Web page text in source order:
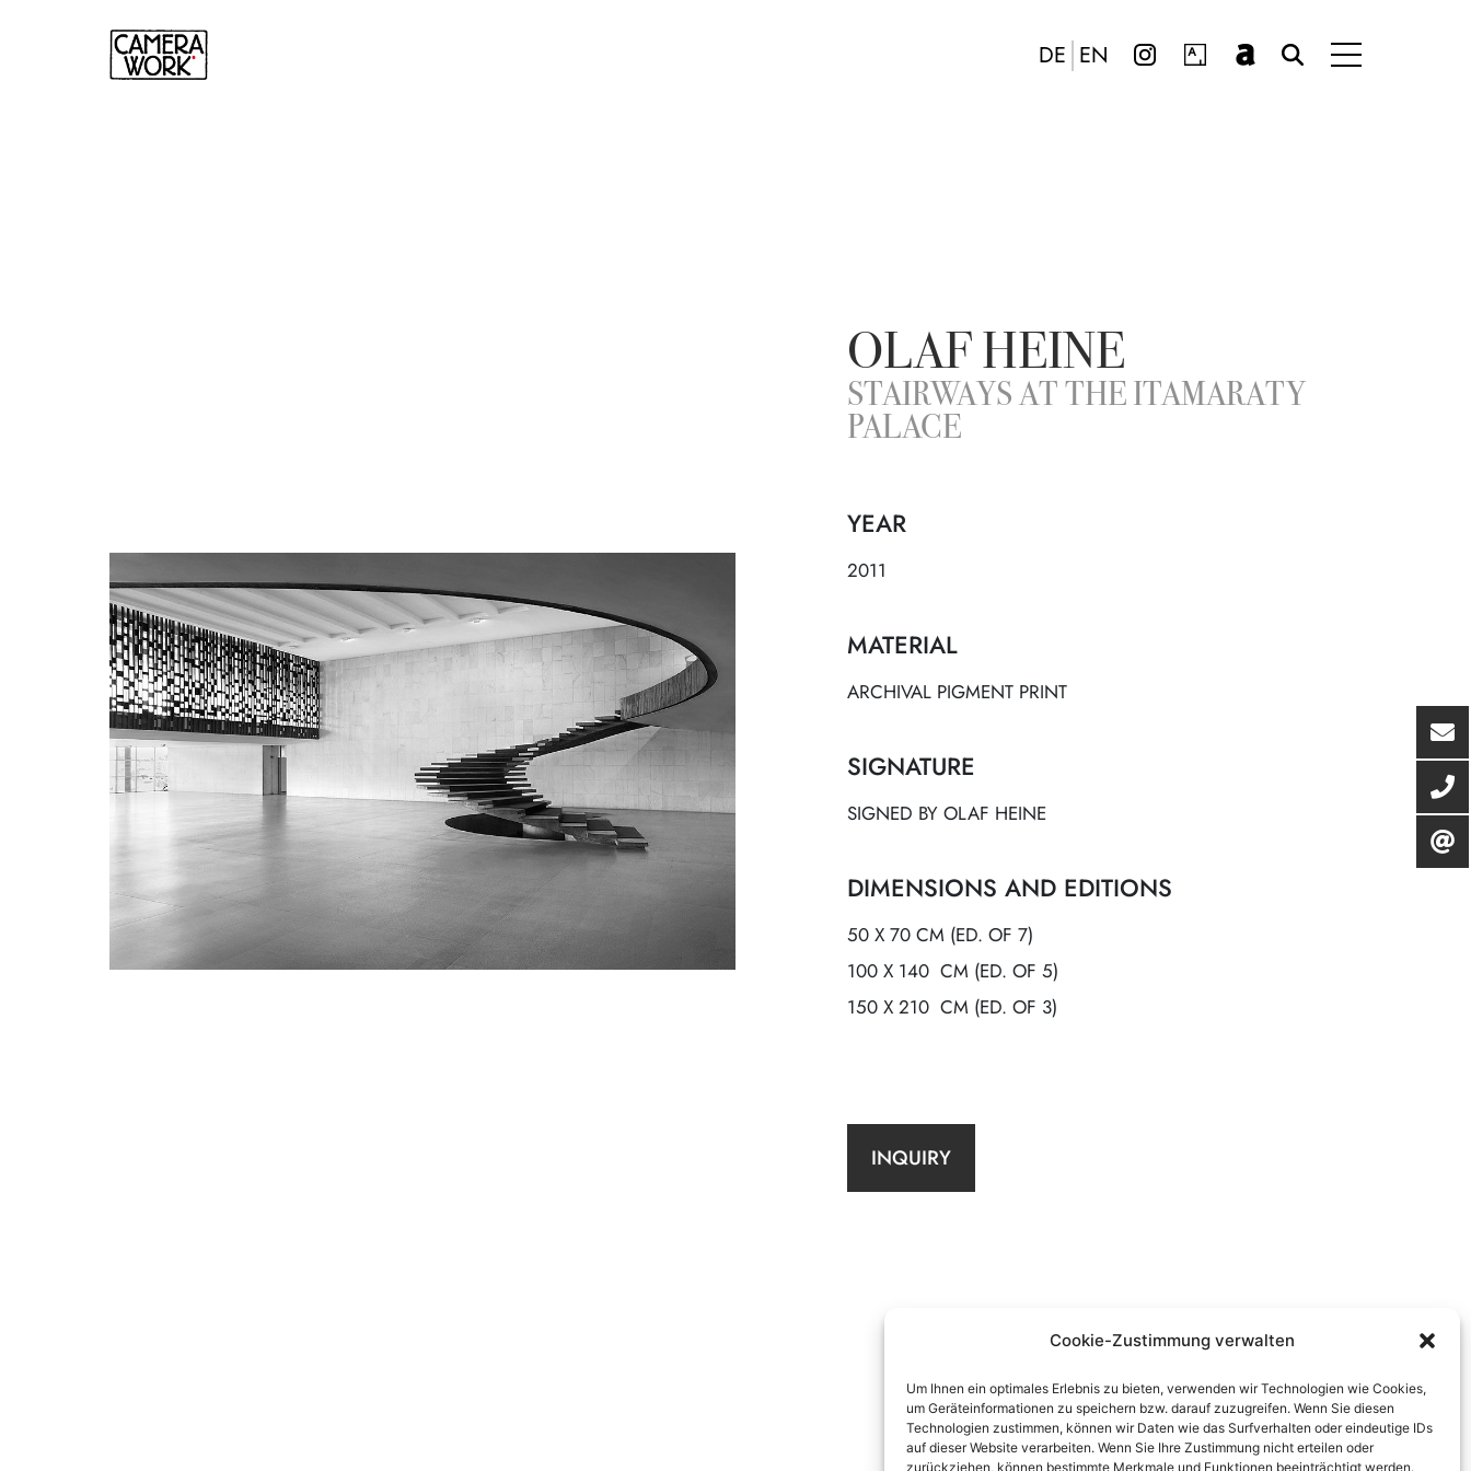
Cookie-Zustimmung verwalten
Um Ihnen ein optimales Erlebnis zu bieten, verwenden wir Technologien wie Cookies,
um Geräteinformationen zu speichern bzw. darauf zuzugreifen. Wenn Sie diesen
Technologien zustimmen, können wir Daten wie das Surfverhalten oder eindeutige IDs
auf dieser Website verarbeiten. Wenn Sie Ihre Zustimmung nicht erteilen oder
zurückziehen, können bestimmte Merkmale und Funktionen beeinträchtigt werden.
DE EN
OLAF HEINE
STAIRWAYS AT THE ITAMARATY
PALACE
YEAR
2011
MATERIAL
ARCHIVAL PIGMENT PRINT
SIGNATURE
SIGNED BY OLAF HEINE
DIMENSIONS AND EDITIONS
50 X 70 CM (ED. OF 7)
100 X 140 CM (ED. OF 5)
150 X 210 CM (ED. OF 3)
INQUIRY